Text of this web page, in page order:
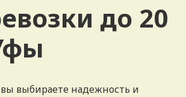
до 20
выбираете надежность и